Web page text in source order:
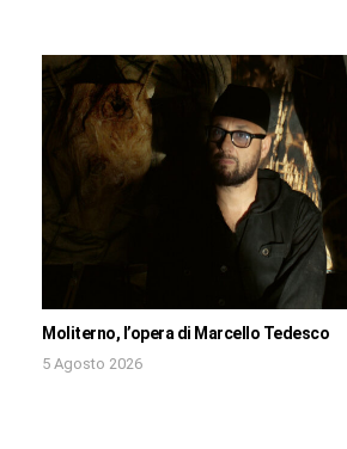
Moliterno, l’opera di Marcello Tedesco
5 Agosto 2026